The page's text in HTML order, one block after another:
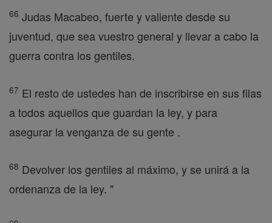
66 Judas Macabeo, fuerte y valiente desde su
juventud, que sea vuestro general y llevar a cabo la
guerra contra los gentiles.
67 El resto de ustedes han de inscribirse en sus filas
a todos aquellos que guardan la ley, y para
asegurar la venganza de su gente .
68 Devolver los gentiles al máximo, y se unirá a la
ordenanza de la ley. "